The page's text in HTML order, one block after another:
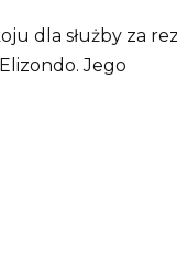
dla służby za
Jego